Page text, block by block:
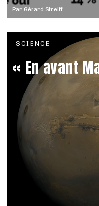
Par Gérard Streiff
SCIENCE
« En avant